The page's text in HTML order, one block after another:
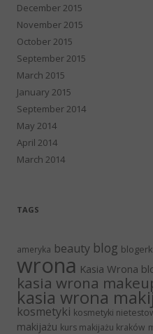
December 2015
November 2015
October 2015
September 2015
March 2015
January 2015
September 2014
May 2014
April 2014
March 2014
TAGS
ameryka beauty blog
wrona Kasia Wrona
kasia wrona
kasia wrona
kosmetyki kosmetyki
makijażu kurs makijażu kraków